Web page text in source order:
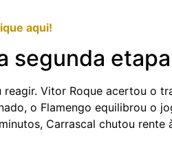
aqui!
segunda etapa
Vitor Roque acertou o
o Flamengo equilibrou o
Carrascal chutou rente